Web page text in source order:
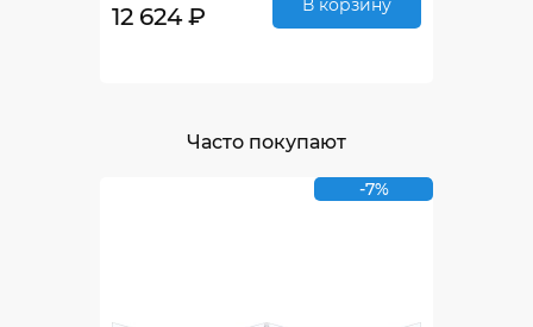
12 624 ₽ В корзину
Часто покупают
-7%